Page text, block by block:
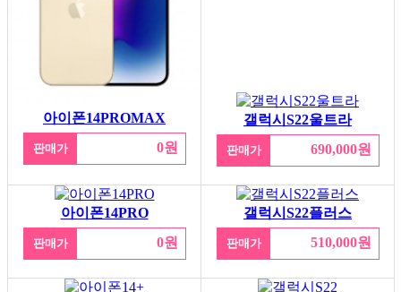
아이폰14PROMAX
판매가 0원
갤럭시S22울트라
판매가 690,000원
아이폰14PRO
판매가 0원
갤럭시S22플러스
판매가 510,000원